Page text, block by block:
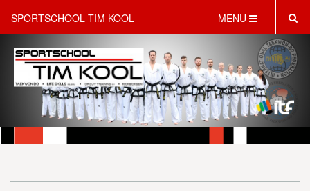
SPORTSCHOOL TIM KOOL MENU
HOME
INFORMATIE
LESAANBOD
ROOSTER
KINDERFEESTJES